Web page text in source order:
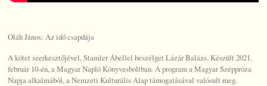
Oláh János: Az idő csapdája
A kötet szerkesztőjével, Stamler Ábellel beszélget Lázár Balázs. Készült 2021.
február 10-én, a Magyar Napló Könyvesboltban. A program a Magyar Széppróza
Napja alkalmából, a Nemzeti Kulturális Alap támogatásával valósult meg.